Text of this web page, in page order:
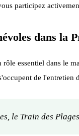
participez
dans la
rôle essentiel dans le
de
le Train des